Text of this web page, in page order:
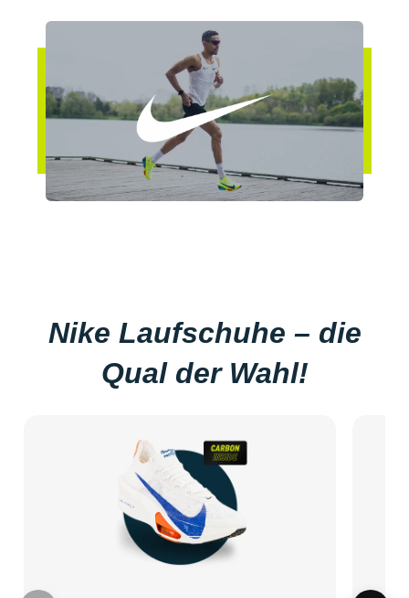
Nike Laufschuhe – die
Qual der Wahl!